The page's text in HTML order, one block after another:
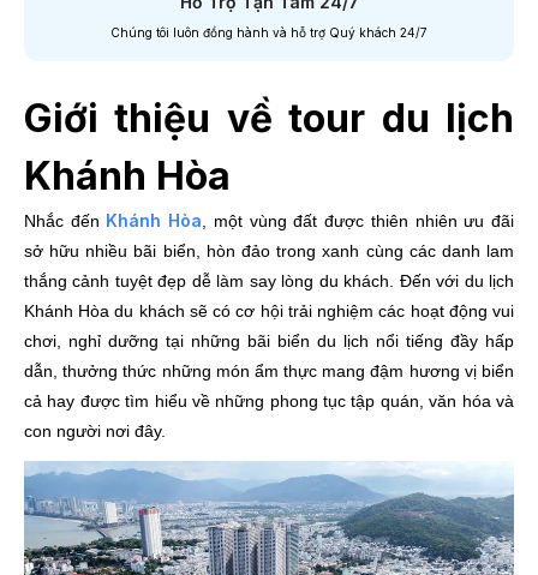
Chúng tôi luôn đồng hành và hỗ trợ Quý khách 24/7
Giới thiệu về tour du lịch
Khánh Hòa
Nhắc đến Khánh Hòa , một vùng đất được thiên nhiên ưu đãi
sở hữu nhiều bãi biển, hòn đảo trong xanh cùng các danh lam
thắng cảnh tuyệt đẹp dễ làm say lòng du khách. Đến với du lịch
Khánh Hòa du khách sẽ có cơ hội trải nghiệm các hoạt động vui
chơi, nghỉ dưỡng tại những bãi biển du lịch nổi tiếng đầy hấp
dẫn, thưởng thức những món ẩm thực mang đậm hương vị biển
cả hay được tìm hiểu về những phong tục tập quán, văn hóa và
con người nơi đây.